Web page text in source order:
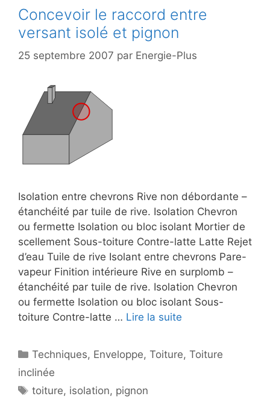
Concevoir le raccord entre
versant isolé et pignon
25 septembre 2007 par Energie-Plus
Isolation entre chevrons Rive non débordante –
étanchéité par tuile de rive. Isolation Chevron
ou fermette Isolation ou bloc isolant Mortier de
scellement Sous-toiture Contre-latte Latte Rejet
d’eau Tuile de rive Isolant entre chevrons Pare-
vapeur Finition intérieure Rive en surplomb –
étanchéité par tuile de rive. Isolation Chevron
ou fermette Isolation ou bloc isolant Sous-
toiture Contre-latte … Lire la suite
Catégories
Techniques, Enveloppe,Toiture,Toiture
inclinée
Étiquettes
toiture, isolation, pignon